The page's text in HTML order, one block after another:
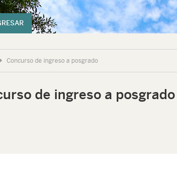
Concurso de ingreso a posgrado
de ingreso a posgrado